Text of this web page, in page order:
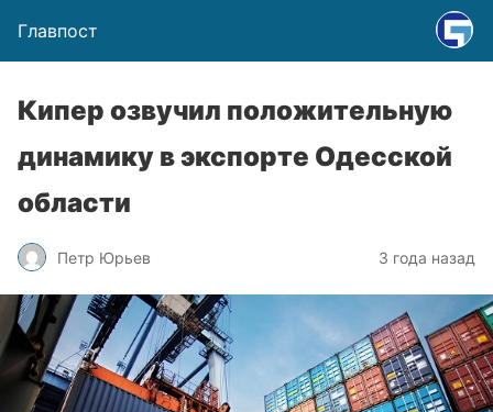
Главпост
Кипер озвучил положительную
динамику в экспорте Одесской
области
Петр Юрьев 3 года назад